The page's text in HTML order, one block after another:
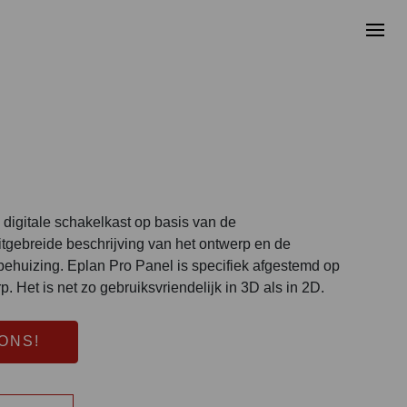
schakelkast op basis van de
beschrijving van het ontwerp en de
Eplan Pro Panel is specifiek afgestemd op
Het is net zo gebruiksvriendelijk in 3D als in 2D.